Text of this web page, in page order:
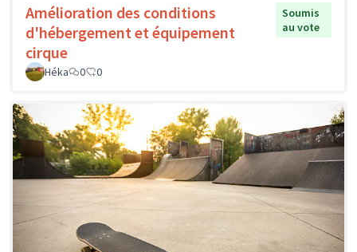
Amélioration des conditions
d'hébergement et équipement
cirque
Soumis
au vote
Héka 0 0